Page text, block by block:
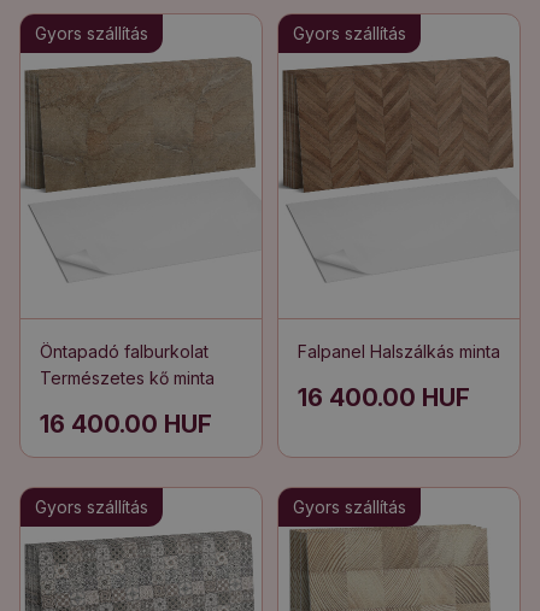
Gyors szállítás
Öntapadó falburkolat
Természetes kő minta
16 400.00 HUF
Gyors szállítás
Falpanel Halszálkás minta
16 400.00 HUF
Gyors szállítás Gyors szállítás